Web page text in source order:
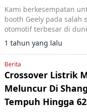
Kami berkesempatan
booth Geely pada salah
otomotif terbesar di
2025.
1 tahun yang lalu
Berita
Crossover Listrik
Meluncur Di
Tempuh Hingga